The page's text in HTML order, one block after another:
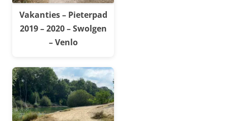
Vakanties – Pieterpad
2019 – 2020 – Swolgen
– Venlo